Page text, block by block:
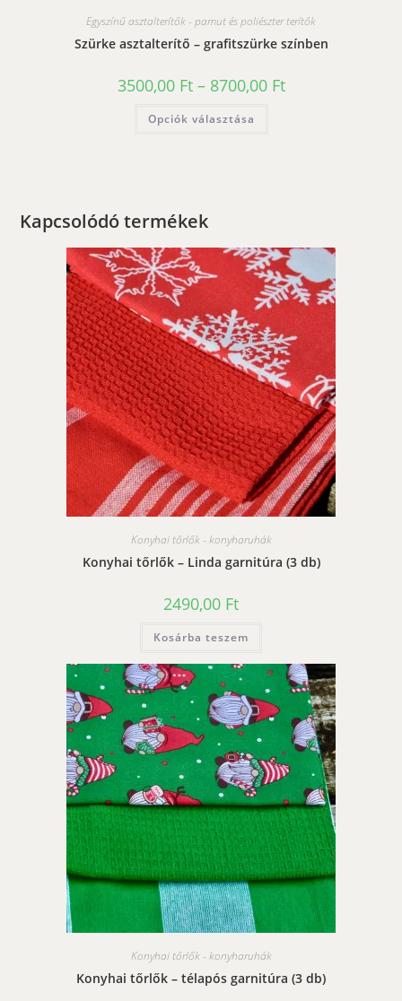
Egyszínű asztalterítők - pamut és poliészter terítők
Szürke asztalterítő – grafitszürke színben
3500,00 Ft – 8700,00 FtÁrtartomány:
3500,00 Ft
Opciók választása
ki
Kapcsolódó termékek
Konyhai tőrlők - konyharuhák
Konyhai tőrlők – Linda garnitúra (3 db)
2490,00 Ft
Kosárba teszem
Konyhai tőrlők - konyharuhák
Konyhai tőrlők – télapós garnitúra (3 db)